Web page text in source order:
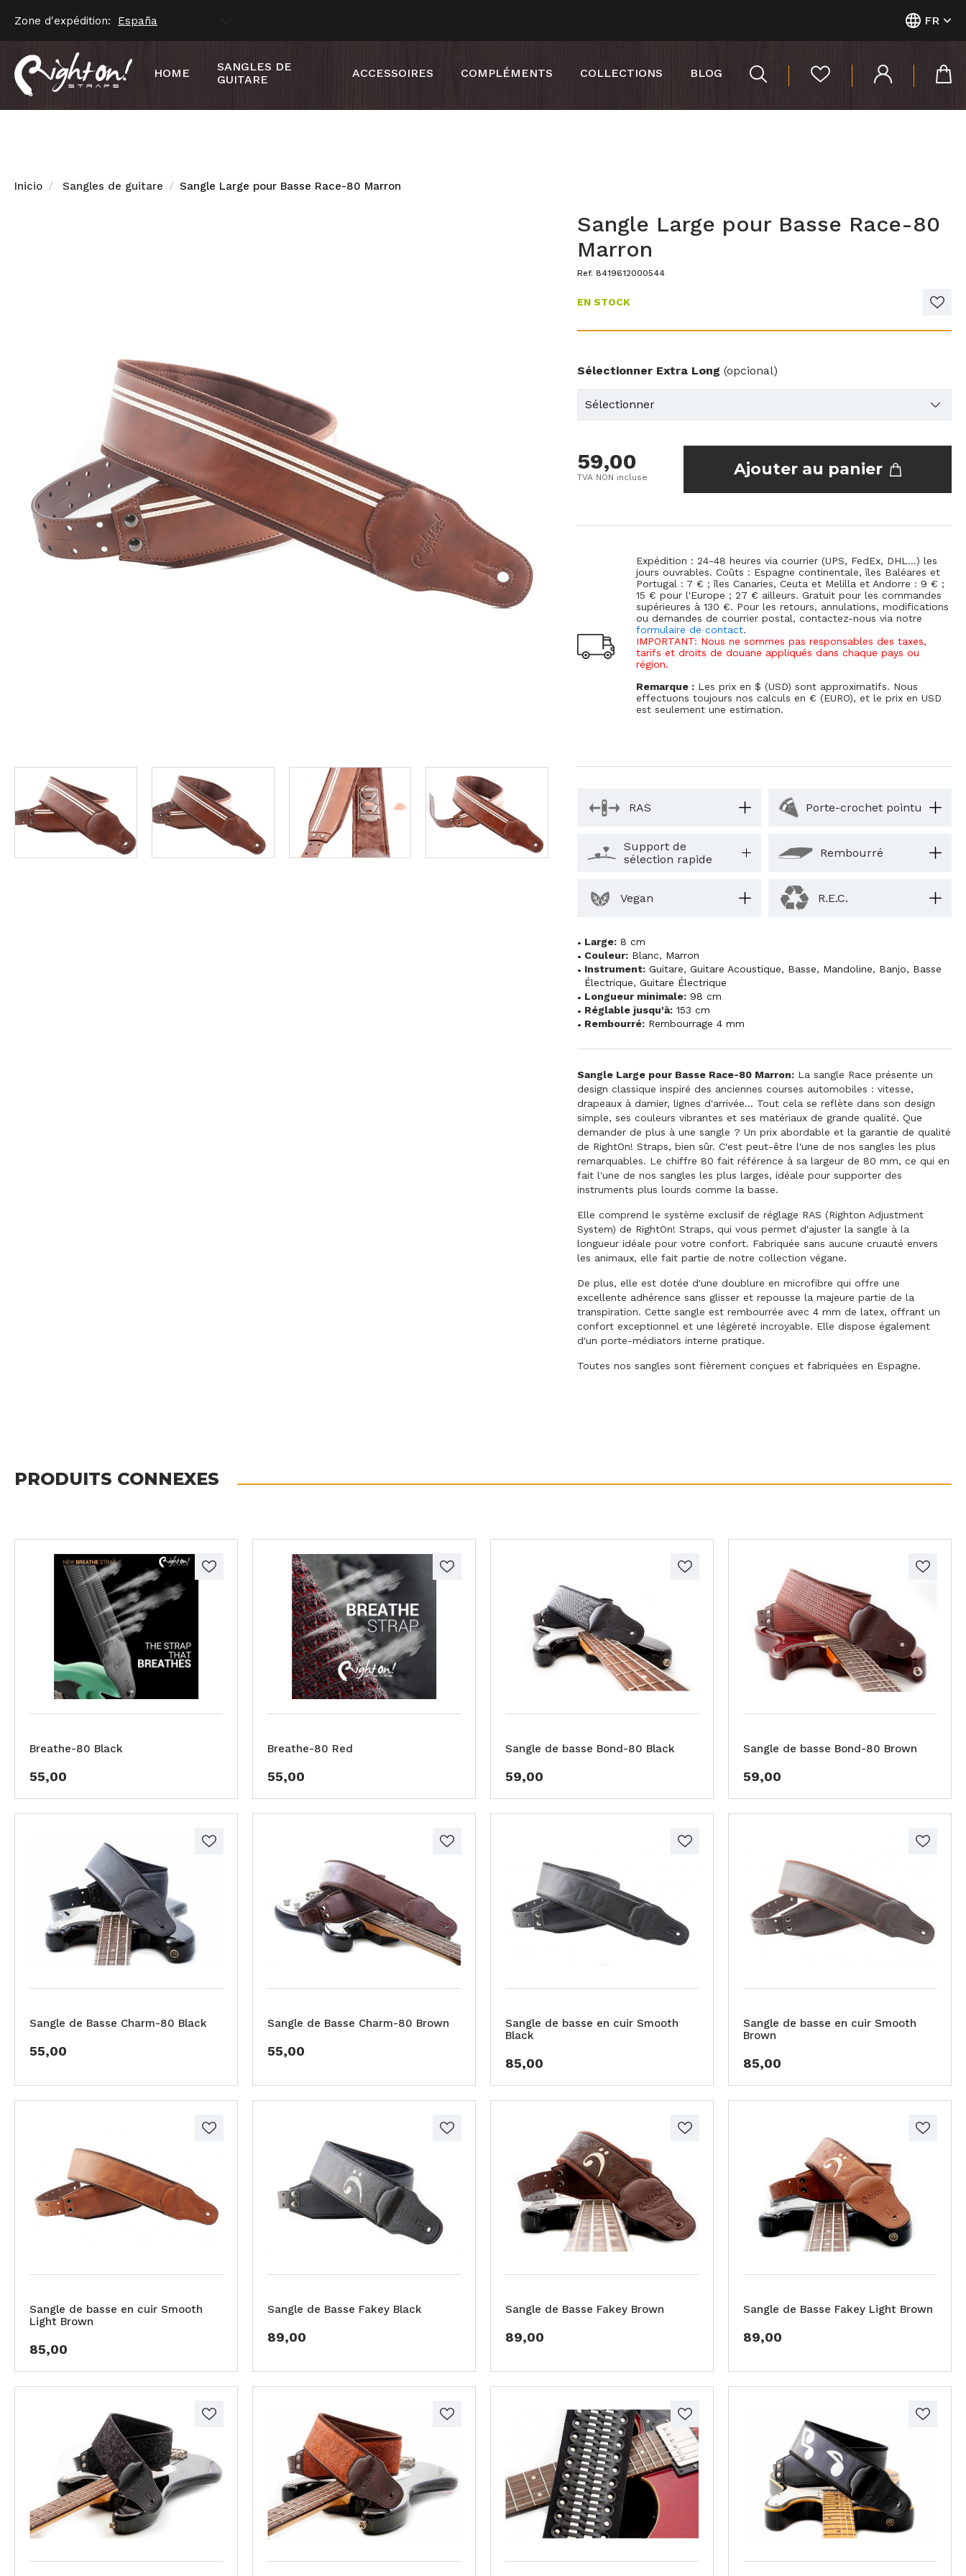
Zone d'expédition: FR
HOME
SANGLES DE
GUITARE
ACCESSOIRES COMPLÉMENTS COLLECTIONS BLOG
Inicio Sangles de guitare Sangle Large pour Basse Race-80 Marron
Sangle Large pour Basse Race-80
Marron
Ref. 8419612000544
EN STOCK
Sélectionner Extra Long (opcional)
59,00
TVA NON incluse Ajouter au panier
Expédition : 24-48 heures via courrier (UPS, FedEx, DHL...) les
jours ouvrables. Coûts : Espagne continentale, îles Baléares et
Portugal : 7 € ; îles Canaries, Ceuta et Melilla et Andorre : 9 € ;
15 € pour l'Europe ; 27 € ailleurs. Gratuit pour les commandes
supérieures à 130 €. Pour les retours, annulations, modifications
ou demandes de courrier postal, contactez-nous via notre
formulaire de contact.
IMPORTANT: Nous ne sommes pas responsables des taxes,
tarifs et droits de douane appliqués dans chaque pays ou
région.
Remarque : Les prix en $ (USD) sont approximatifs. Nous
effectuons toujours nos calculs en € (EURO), et le prix en USD
est seulement une estimation.
RAS Porte-crochet pointu
Support de
sélection rapide
Rembourré
Vegan R.E.C.
Large: 8 cm
Couleur: Blanc, Marron
Instrument: Guitare,Guitare Acoustique, Basse, Mandoline, Banjo, Basse
Électrique,Guitare Électrique
Longueur minimale: 98 cm
Réglable jusqu'à: 153 cm
Rembourré: Rembourrage 4 mm
Sangle Large pour Basse Race-80 Marron: La sangle Race présente un
design classique inspiré des anciennes courses automobiles : vitesse,
drapeaux à damier, lignes d'arrivée... Tout cela se reflète dans son design
simple, ses couleurs vibrantes et ses matériaux de grande qualité. Que
demander de plus à une sangle ? Un prix abordable et la garantie de qualité
de RightOn! Straps, bien sûr. C'est peut-être l'une de nos sangles les plus
remarquables. Le chiffre 80 fait référence à sa largeur de 80 mm, ce qui en
fait l'une de nos sangles les plus larges, idéale pour supporter des
instruments plus lourds comme la basse.
Elle comprend le système exclusif de réglage RAS (Righton Adjustment
System) de RightOn! Straps, qui vous permet d'ajuster la sangle à la
longueur idéale pour votre confort. Fabriquée sans aucune cruauté envers
les animaux, elle fait partie de notre collection végane.
De plus, elle est dotée d'une doublure en microfibre qui offre une
excellente adhérence sans glisser et repousse la majeure partie de la
transpiration. Cette sangle est rembourrée avec 4 mm de latex, offrant un
confort exceptionnel et une légèreté incroyable. Elle dispose également
d'un porte-médiators interne pratique.
Toutes nos sangles sont fièrement conçues et fabriquées en Espagne.
PRODUITS CONNEXES
Breathe-80 Black
55,00
Breathe-80 Red
55,00
Sangle de basse Bond-80 Black
59,00
Sangle de basse Bond-80 Brown
59,00
Sangle de Basse Charm-80 Black
55,00
Sangle de Basse Charm-80 Brown
55,00
Sangle de basse en cuir Smooth
Black
85,00
Sangle de basse en cuir Smooth
Brown
85,00
Sangle de basse en cuir Smooth
Light Brown
85,00
Sangle de Basse Fakey Black
89,00
Sangle de Basse Fakey Brown
89,00
Sangle de Basse Fakey Light Brown
89,00